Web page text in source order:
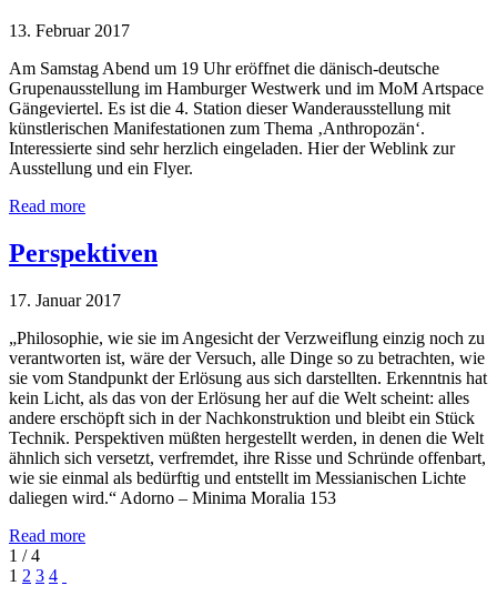
13. Februar 2017
Am Samstag Abend um 19 Uhr eröffnet die dänisch-deutsche
Grupenausstellung im Hamburger Westwerk und im MoM Artspace
Gängeviertel. Es ist die 4. Station dieser Wanderausstellung mit
künstlerischen Manifestationen zum Thema ‚Anthropozän‘.
Interessierte sind sehr herzlich eingeladen. Hier der Weblink zur
Ausstellung und ein Flyer.
Read more
Perspektiven
17. Januar 2017
„Philosophie, wie sie im Angesicht der Verzweiflung einzig noch zu
verantworten ist, wäre der Versuch, alle Dinge so zu betrachten, wie
sie vom Standpunkt der Erlösung aus sich darstellten. Erkenntnis hat
kein Licht, als das von der Erlösung her auf die Welt scheint: alles
andere erschöpft sich in der Nachkonstruktion und bleibt ein Stück
Technik. Perspektiven müßten hergestellt werden, in denen die Welt
ähnlich sich versetzt, verfremdet, ihre Risse und Schründe offenbart,
wie sie einmal als bedürftig und entstellt im Messianischen Lichte
daliegen wird.“ Adorno – Minima Moralia 153
Read more
1 / 4
1 2 3 4